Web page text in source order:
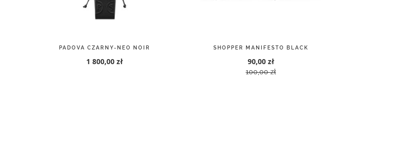
PADOVA CZARNY-NEO NOIR
1 800,00 zł
SHOPPER MANIFESTO BLACK
90,00 zł
100,00 zł